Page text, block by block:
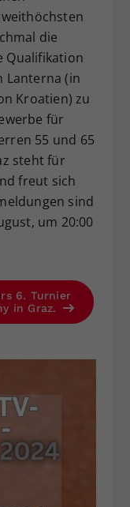
die
Qualifikation
Lanterna (in
Kroatien) zu
für
55 und 65
steht für
freut sich
sind
um 20:00
6. Turnier
in Graz.
Ihre Consent-
eine
für die
Ihrer
falls der
eingestellt